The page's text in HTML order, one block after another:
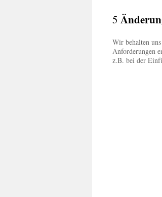
5
Wir behalten
Anforderungen
z.B. bei der